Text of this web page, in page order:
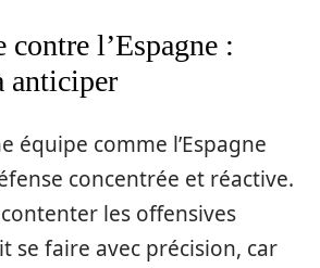
contre l’Espagne :
anticiper
équipe comme l’Espagne
concentrée et réactive.
les offensives
se faire avec précision, car